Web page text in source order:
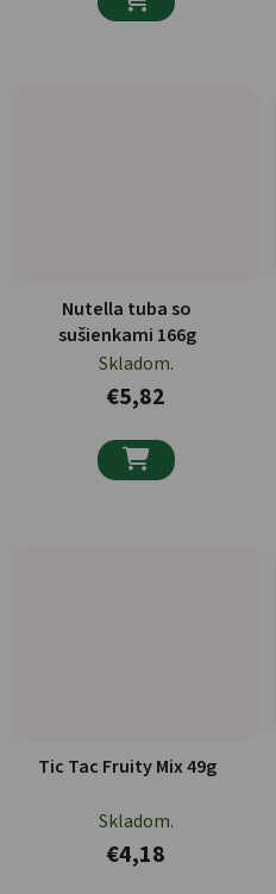
Nutella tuba so
sušienkami 166g
Skladom.
€5,82

Tic Tac Fruity Mix 49g
Skladom.
€4,18